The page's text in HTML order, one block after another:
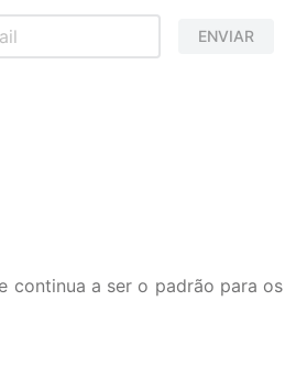
ENVIAR
continua a ser o padrão para os